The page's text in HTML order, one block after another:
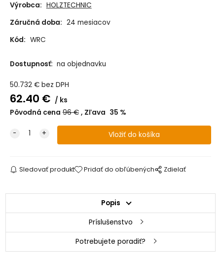
WRC18 - čerešňa
WRC19 - jedľa
WRC22 - sivá
WRC10 - biela na objednávku
MIX1-jedľa-borovica-dub-mahagón na objednávku
MIX2-jaseň-buk-orech-čierna na objednávku
Výrobca: HOLZTECHNIC
Záručná doba: 24 mesiacov
Kód: WRC
Dostupnosť: na objednavku
50.732€ bez DPH
62.40 €
ks
Pôvodná cena 96€ Zľava 35 %
Sledovať produkt Pridať do obľúbených Zdielať
Popis
Príslušenstvo
Potrebujete poradiť?